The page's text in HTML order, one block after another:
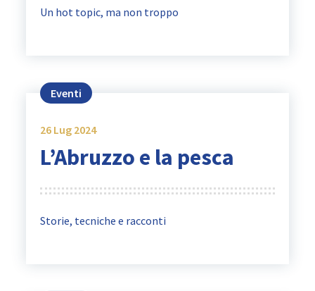
Un hot topic, ma non troppo
Eventi
26Lug 2024
L’Abruzzo e la pesca
Storie, tecniche e racconti